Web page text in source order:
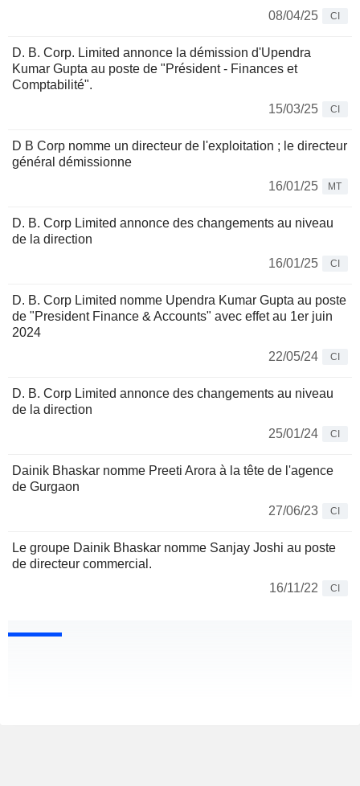
08/04/25
CI
D. B. Corp. Limited annonce la démission d'Upendra
Kumar Gupta au poste de "Président - Finances et
Comptabilité".
15/03/25
CI
D B Corp nomme un directeur de l'exploitation ; le directeur
général démissionne
16/01/25
MT
D. B. Corp Limited annonce des changements au niveau
de la direction
16/01/25
CI
D. B. Corp Limited nomme Upendra Kumar Gupta au poste
de "President Finance & Accounts" avec effet au 1er juin
2024
22/05/24
CI
D. B. Corp Limited annonce des changements au niveau
de la direction
25/01/24
CI
Dainik Bhaskar nomme Preeti Arora à la tête de l'agence
de Gurgaon
27/06/23
CI
Le groupe Dainik Bhaskar nomme Sanjay Joshi au poste
de directeur commercial.
16/11/22
CI